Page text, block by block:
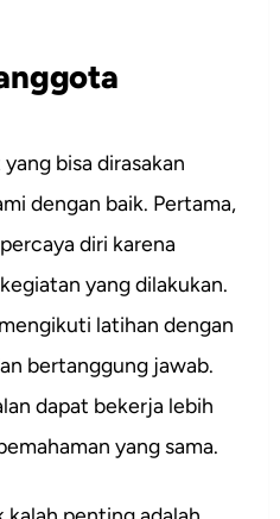
bisa dirasakan
dengan baik. Pertama,
diri karena
yang dilakukan.
latihan dengan
bertanggung jawab.
dapat bekerja lebih
yang sama.